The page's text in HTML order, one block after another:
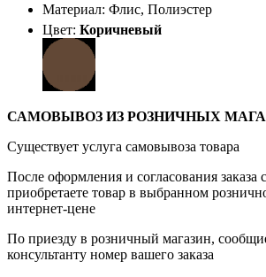
Материал: Флис, Полиэстер
Цвет: Коричневый
САМОВЫВОЗ ИЗ РОЗНИЧНЫХ
Существует услуга самовывоза товара
После оформления и согласования
приобретаете товар в выбранном
интернет-цене
По приезду в розничный магазин,
консультанту номер вашего заказа